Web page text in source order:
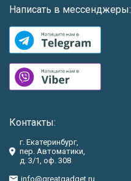
Написать в мессенджеры:
Контакты:
г. Екатеринбург,
пер. Автоматики,
д. 3/1, оф. 308
info@greatgadget.ru